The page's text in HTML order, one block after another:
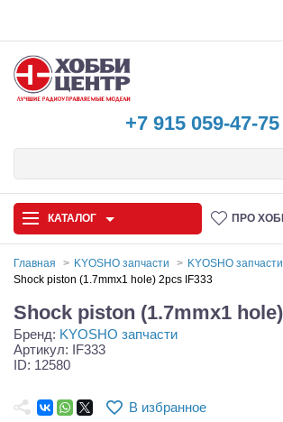
+7 915 059-47-75
КАТАЛОГ ПРО
Запчасти и аксессуары
Игрушки
Самолеты
Главная KYOSHO запчасти
KYOSHO запчасти
Shock piston (1.7mmx1 hole) 2pcs IF333
Shock piston (1.7mmx1
Бренд: KYOSHO запчасти
Артикул: IF333
ID: 12580
В избранное